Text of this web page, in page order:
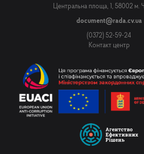
Центральна площа, 1, 58002 м.
document@rada.cv.ua
(0372) 52-59-24
Контакт центр